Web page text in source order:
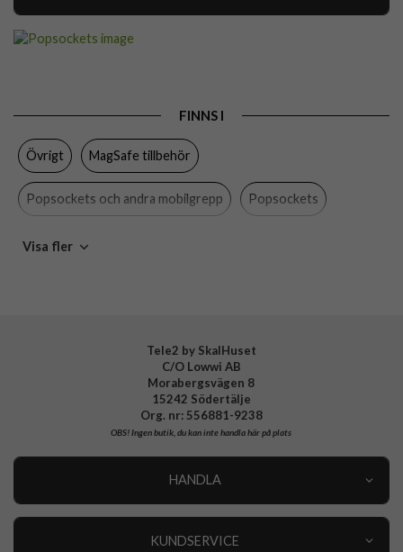
Material
Popsockets
EAN
FINNS I
Övrigt MagSafe tillbehör
Popsockets och andra mobilgrepp Popsockets
Universella tillbehör
Visa fler
Tele2 by SkalHuset
C/O Lowwi AB
Morabergsvägen 8
15242 Södertälje
Org. nr: 556881-9238
OBS!Ingen butik, du kan inte handla här på plats
HANDLA
KUNDSERVICE